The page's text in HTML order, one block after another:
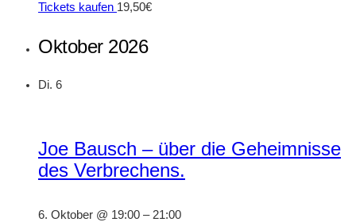
Tickets kaufen 19,50€
Oktober 2026
Di. 6
Joe Bausch – über die Geheimnisse
des Verbrechens.
6. Oktober @ 19:00 – 21:00